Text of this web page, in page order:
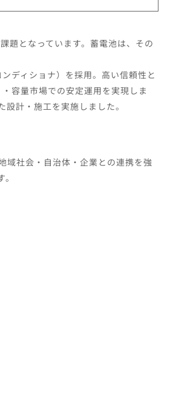
題となっています。蓄電池は、その
ディショナ）を採用。高い信頼性と
容量市場での安定運用を実現しま
計・施工を実施しました。
域社会・自治体・企業との連携を強